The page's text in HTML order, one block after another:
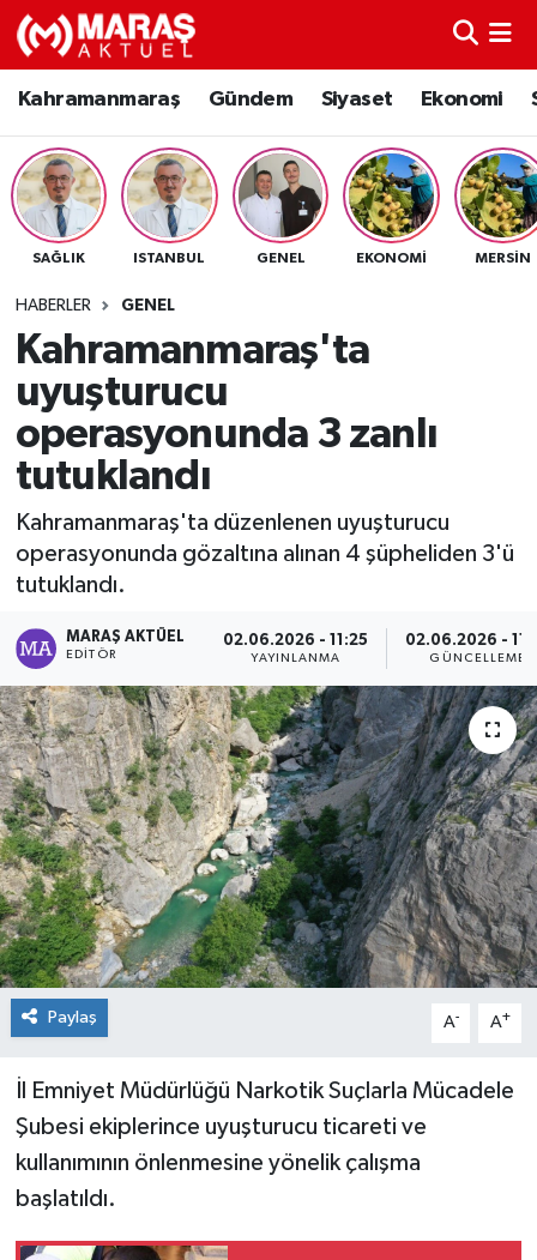
Kahramanmaraş Gündem Siyaset Ekonomi
SAĞLIK ISTANBUL GENEL EKONOMI MERSIN
HABERLER GENEL
Kahramanmaraş'ta
uyuşturucu
operasyonunda 3 zanlı
tutuklandı
Kahramanmaraş'ta düzenlenen uyuşturucu
operasyonunda gözaltına alınan 4 şüpheliden 3'ü
tutuklandı.
MARAŞ AKTÜEL
EDITÖR
02.06.2026 - 11:25
YAYINLANMA
02.06.2026 -
GÜNCELLEME
Paylaş A- A+
İl Emniyet Müdürlüğü Narkotik Suçlarla Mücadele
Şubesi ekiplerince uyuşturucu ticareti ve
kullanımının önlenmesine yönelik çalışma
başlatıldı.
Kahramanmaraş
Gündem
Siyaset
Spor
Sağlık
Teknoloji
Eğitim
Dünya
Kültür Sanat
Nöbetçi Eczaneler
Hava Durumu
Namaz Vakitleri
TFF 3.Lig 4.Grup Puan Durumu ve Fikstür
Tüm Manşetler
Son Dakika Haberleri
Haber Arşivi